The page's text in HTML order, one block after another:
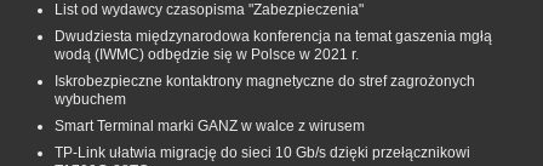
List od wydawcy czasopisma "Zabezpieczenia"
Dwudziesta międzynarodowa konferencja na temat gaszenia mgłą
wodą (IWMC) odbędzie się w Polsce w 2021 r.
Iskrobezpieczne kontaktrony magnetyczne do stref zagrożonych
wybuchem
Smart Terminal marki GANZ w walce z wirusem
TP-Link ułatwia migrację do sieci 10 Gb/s dzięki przełącznikowi